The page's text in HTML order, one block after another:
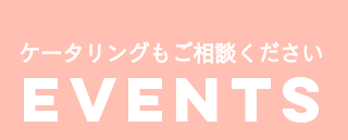
ケータリングもご相談ください
EVENTS